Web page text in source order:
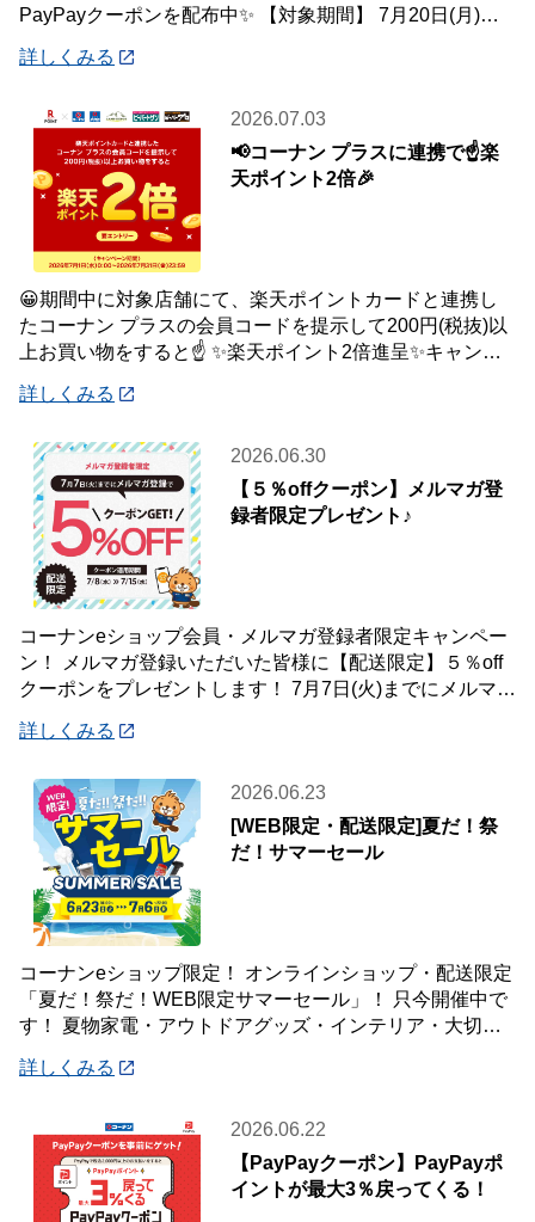
PayPayクーポンを配布中✨ 【対象期間】 7月20日(月)～8
詳しくみる
2026.07.03
📢コーナン プラスに連携で☝️楽
天ポイント2倍🎉
😀期間中に対象店舗にて、楽天ポイントカードと連携し
たコーナン プラスの会員コードを提示して200円(税抜)以
上お買い物をすると☝️ ✨楽天ポイント2倍進呈✨キャンペ
詳しくみる
2026.06.30
【５％offクーポン】メルマガ登
録者限定プレゼント♪
コーナンeショップ会員・メルマガ登録者限定キャンペー
ン！ メルマガ登録いただいた皆様に【配送限定】５％off
クーポンをプレゼントします！ 7月7日(火)までにメルマガ
詳しくみる
2026.06.23
[WEB限定・配送限定]夏だ！祭
だ！サマーセール
コーナンeショップ限定！ オンラインショップ・配送限定
「夏だ！祭だ！WEB限定サマーセール」！ 只今開催中で
す！ 夏物家電・アウトドアグッズ・インテリア・大切な
詳しくみる
2026.06.22
【PayPayクーポン】PayPayポ
イントが最大3％戻ってくる！